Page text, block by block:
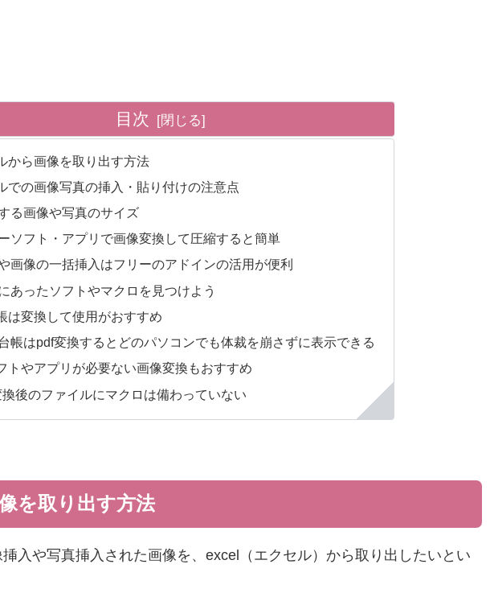
目次
から画像を取り出す方法
での画像写真の挿入・貼り付けの注意点
る画像や写真のサイズ
ソフト・アプリで画像変換して圧縮すると簡単
画像の一括挿入はフリーのアドインの活用が便利
あったソフトやマクロを見つけよう
は変換して使用がおすすめ
帳はpdf変換するとどのパソコンでも体裁を崩さずに表示できる
トやアプリが必要ない画像変換もおすすめ
換後のファイルにマクロは備わっていない
を取り出す方法
入や写真挿入された画像を、excel（エクセル）から取り出したいとい